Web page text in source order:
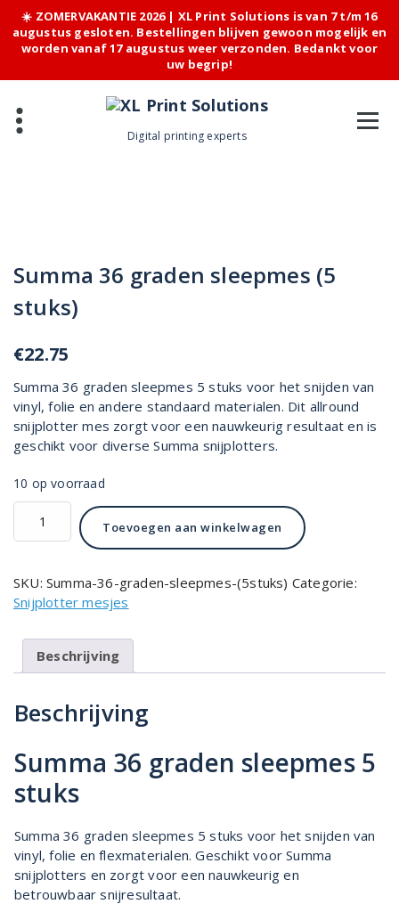
☀️ ZOMERVAKANTIE 2026 | XL Print Solutions is van 7 t/m 16
augustus gesloten. Bestellingen blijven gewoon mogelijk en
worden vanaf 17 augustus weer verzonden. Bedankt voor
uw begrip!
content
Digital printing experts
Summa 36 graden sleepmes (5
stuks)
€22.75
Summa 36 graden sleepmes 5 stuks voor het snijden van
vinyl, folie en andere standaard materialen. Dit allround
snijplotter mes zorgt voor een nauwkeurig resultaat en is
geschikt voor diverse Summa snijplotters.
10 op voorraad
Summa
(5
stuks)
Toevoegen aan winkelwagen
SKU: Summa-36-graden-sleepmes-(5stuks) Categorie:
Snijplotter mesjes
Beschrijving
Beschrijving
Summa 36 graden sleepmes 5
stuks
Summa 36 graden sleepmes 5 stuks voor het snijden van
vinyl, folie en flexmaterialen. Geschikt voor Summa
snijplotters en zorgt voor een nauwkeurig en
betrouwbaar snijresultaat.